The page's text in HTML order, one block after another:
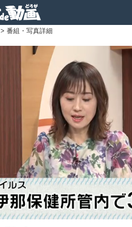
> 番組・写真詳細